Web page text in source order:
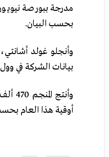
مدرجة ببورصة
بحسب البيان.
وأنجلو غولد
بيانات الشركة في
أوقية هذا العام